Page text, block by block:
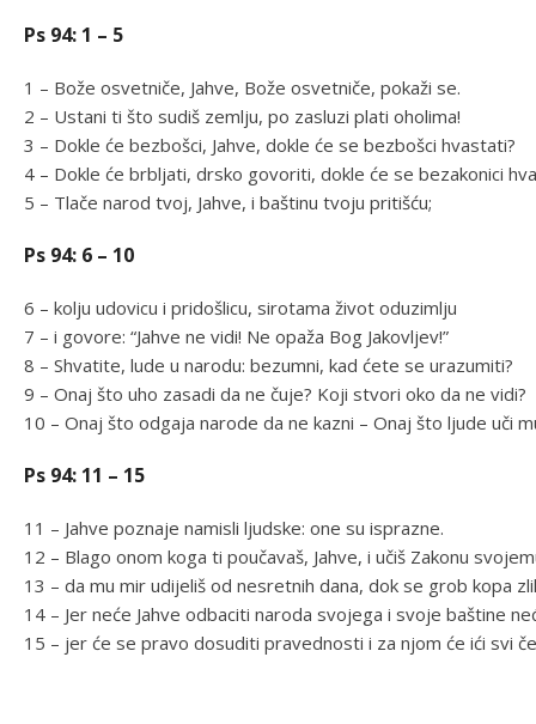
Ps 94: 1 – 5
1 – Bože osvetniče, Jahve, Bože osvetniče, pokaži se.
2 – Ustani ti što sudiš zemlju, po zasluzi plati oholima!
3 – Dokle će bezbošci, Jahve, dokle će se bezbošci hvastati?
4 – Dokle će brbljati, drsko govoriti, dokle će se bezakonici
5 – Tlače narod tvoj, Jahve, i baštinu tvoju pritišću;
Ps 94: 6 – 10
6 – kolju udovicu i pridošlicu, sirotama život oduzimlju
7 – i govore: “Jahve ne vidi! Ne opaža Bog Jakovljev!”
8 – Shvatite, lude u narodu: bezumni, kad ćete se urazumiti?
9 – Onaj što uho zasadi da ne čuje? Koji stvori oko da ne vidi?
10 – Onaj što odgaja narode da ne kazni – Onaj što ljude uči
Ps 94: 11 – 15
11 – Jahve poznaje namisli ljudske: one su isprazne.
12 – Blago onom koga ti poučavaš, Jahve, i učiš Zakonu
13 – da mu mir udijeliš od nesretnih dana, dok se grob kopa
14 – Jer neće Jahve odbaciti naroda svojega i svoje baštine
15 – jer će se pravo dosuditi pravednosti i za njom će ići svi